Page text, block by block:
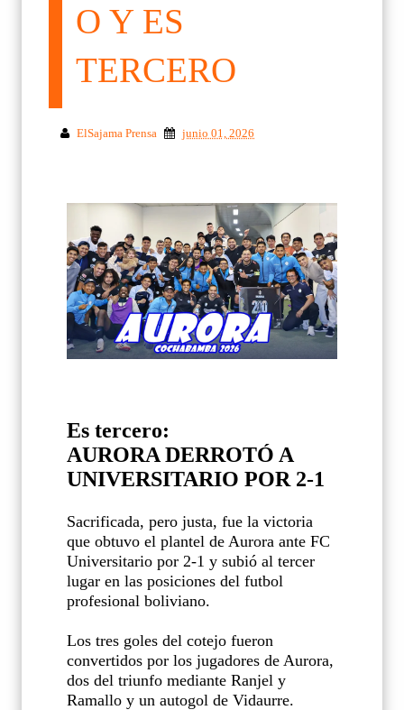
O Y ES
TERCERO
ElSajama Prensa junio 01, 2026
Es tercero:
AURORA DERROTÓ A
UNIVERSITARIO POR 2-1
Sacrificada, pero justa, fue la victoria
que obtuvo el plantel de Aurora ante FC
Universitario por 2-1 y subió al tercer
lugar en las posiciones del futbol
profesional boliviano.
Los tres goles del cotejo fueron
convertidos por los jugadores de Aurora,
dos del triunfo mediante Ranjel y
Ramallo y un autogol de Vidaurre.